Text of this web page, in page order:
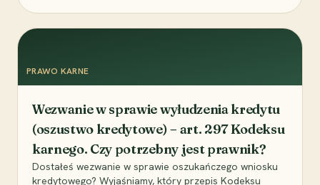
PRAWO KARNE
Wezwanie w sprawie wyłudzenia kredytu
(oszustwo kredytowe) – art. 297 Kodeksu
karnego. Czy potrzebny jest prawnik?
Dostałeś wezwanie w sprawie oszukańczego wniosku
kredytowego? Wyjaśniamy, który przepis Kodeksu